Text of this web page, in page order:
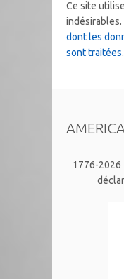
Ce site
indésirables.
dont les
sont traitées.
1776-2026